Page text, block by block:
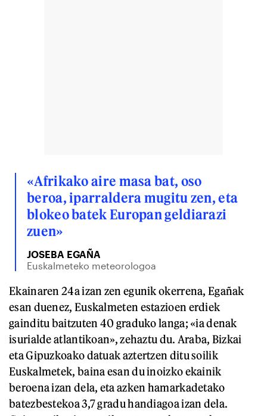
«Afrikako aire masa bat, oso
beroa, iparraldera mugitu zen, eta
blokeo batek Europan geldiarazi
zuen»
JOSEBA EGAÑA
Euskalmeteko meteorologoa
Ekainaren 24a izan zen egunik okerrena, Egañak
esan duenez, Euskalmeten estazioen erdiek
gainditu baitzuten 40 graduko langa; «ia denak
isurialde atlantikoan», zehaztu du. Araba, Bizkai
eta Gipuzkoako datuak aztertzen ditu soilik
Euskalmetek, baina esan du inoizko ekainik
beroena izan dela, eta azken hamarkadetako
batezbestekoa 3,7 gradu handiagoa izan dela.